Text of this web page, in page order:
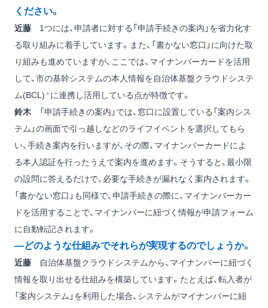
ください。
近藤 1つには、申請者に対する「申請手続きの案内」を省力化す
る取り組みに着手しています。また、「書かない窓口」に向けた取
り組みも進めていますが、ここでは、マイナンバーカードを活用
して、市の基幹システムの本人情報を自治体基盤クラウドシステ
ム(BCL)*に連携し活用している点が特徴です。
鈴木 「申請手続きの案内」では、窓口に設置している「案内シス
テム」の画面で引っ越しなどのライフイベントを選択してもら
い、手続き案内を行いますが、その際、マイナンバーカードによ
る本人認証を行ったうえで案内を進めます。そうすると、最小限
の設問に答えるだけで、必要な手続きが漏れなく案内されます。
「書かない窓口」も同様で、申請手続きの際に、マイナンバーカー
ドを活用することで、マイナンバーに紐づく情報が申請フォーム
に自動転記されます。
―どのような仕組みでそれらが実現するのでしょうか。
近藤 自治体基盤クラウドシステムから、マイナンバーに紐づく
情報を取り出せる仕組みを構築しています。たとえば、転入者が
「案内システム」を利用した場合、システムがマイナンバーに紐